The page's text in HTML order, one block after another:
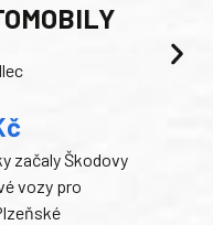
začaly Škodovy
vozy pro